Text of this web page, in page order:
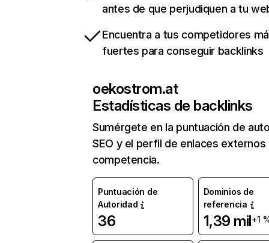
antes de que perjudiquen a tu
Encuentra a tus competidores
fuertes para conseguir backlinks
oekostrom.at
Estadísticas de backlinks
Sumérgete en la puntuación de
SEO y el perfil de enlaces externos
competencia.
Puntuación de
Autoridad
36
Dominios de
referencia
1,39 mil+1